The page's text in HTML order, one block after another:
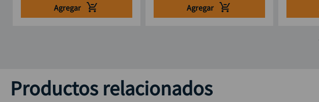
Agregar Agregar
Productos relacionados